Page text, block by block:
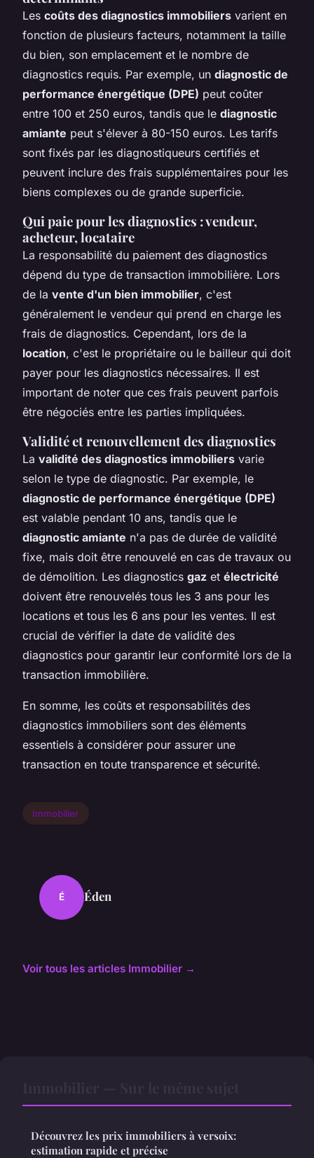
Les coûts des diagnostics immobiliers varient en
fonction de plusieurs facteurs, notamment la taille
du bien, son emplacement et le nombre de
diagnostics requis. Par exemple, un diagnostic de
performance énergétique (DPE) peut coûter
entre 100 et 250 euros, tandis que le diagnostic
amiante peut s'élever à 80-150 euros. Les tarifs
sont fixés par les diagnostiqueurs certifiés et
peuvent inclure des frais supplémentaires pour les
biens complexes ou de grande superficie.
Qui paie pour les diagnostics : vendeur,
acheteur, locataire
La responsabilité du paiement des diagnostics
dépend du type de transaction immobilière. Lors
de la vente d'un bien immobilier, c'est
généralement le vendeur qui prend en charge les
frais de diagnostics. Cependant, lors de la
location, c'est le propriétaire ou le bailleur qui doit
payer pour les diagnostics nécessaires. Il est
important de noter que ces frais peuvent parfois
être négociés entre les parties impliquées.
Validité et renouvellement des diagnostics
La validité des diagnostics immobiliers varie
selon le type de diagnostic. Par exemple, le
diagnostic de performance énergétique (DPE)
est valable pendant 10 ans, tandis que le
diagnostic amiante n'a pas de durée de validité
fixe, mais doit être renouvelé en cas de travaux ou
de démolition. Les diagnostics gaz et électricité
doivent être renouvelés tous les 3 ans pour les
locations et tous les 6 ans pour les ventes. Il est
crucial de vérifier la date de validité des
diagnostics pour garantir leur conformité lors de la
transaction immobilière.
En somme, les coûts et responsabilités des
diagnostics immobiliers sont des éléments
essentiels à considérer pour assurer une
transaction en toute transparence et sécurité.
Immobilier
É Éden
Voir tous les articles Immobilier →
Découvrez les prix immobiliers à versoix:
estimation rapide et précise